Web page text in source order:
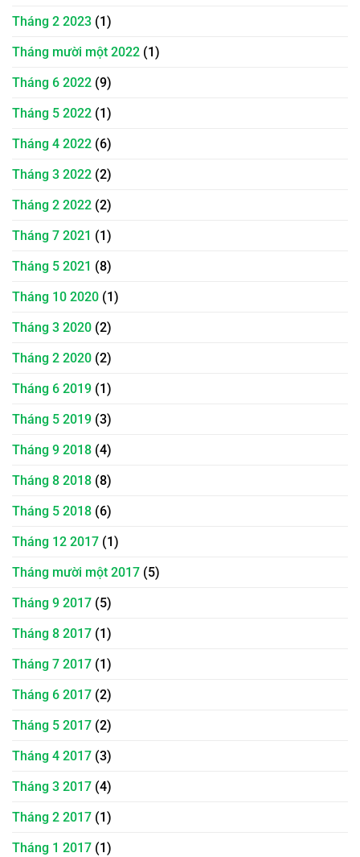
Tháng 2 2023 (1)
Tháng mười một 2022 (1)
Tháng 6 2022 (9)
Tháng 5 2022 (1)
Tháng 4 2022 (6)
Tháng 3 2022 (2)
Tháng 2 2022 (2)
Tháng 7 2021 (1)
Tháng 5 2021 (8)
Tháng 10 2020 (1)
Tháng 3 2020 (2)
Tháng 2 2020 (2)
Tháng 6 2019 (1)
Tháng 5 2019 (3)
Tháng 9 2018 (4)
Tháng 8 2018 (8)
Tháng 5 2018 (6)
Tháng 12 2017 (1)
Tháng mười một 2017 (5)
Tháng 9 2017 (5)
Tháng 8 2017 (1)
Tháng 7 2017 (1)
Tháng 6 2017 (2)
Tháng 5 2017 (2)
Tháng 4 2017 (3)
Tháng 3 2017 (4)
Tháng 2 2017 (1)
Tháng 1 2017 (1)